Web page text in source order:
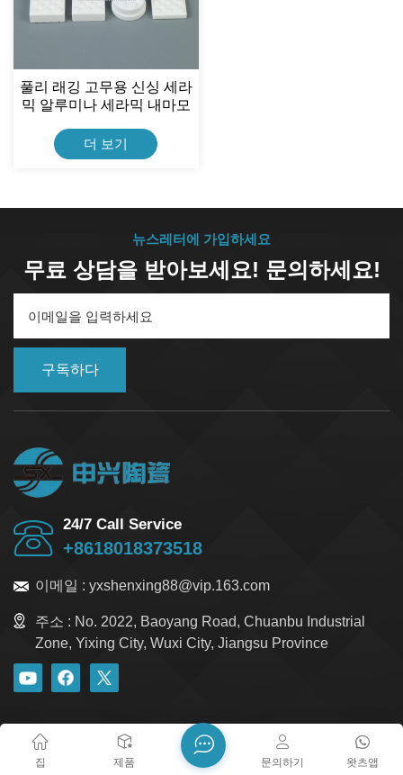
풀리 래깅 고무용 신싱 세라
믹 알루미나 세라믹 내마모
더 보기
뉴스레터에 가입하세요
무료 상담을 받아보세요! 문의하세요!
구독하다
24/7 Call Service
+8618018373518
이메일 : yxshenxing88@vip.163.com
주소 : No. 2022, Baoyang Road, Chuanbu Industrial
Zone, Yixing City, Wuxi City, Jiangsu Province
Xml 개인정보 보호정책
사이트맵
저작권 @ 2026 Yixing Shenxing Technology Co., Ltd. 모든 권리
집 제품 왓츠앱
문의하기